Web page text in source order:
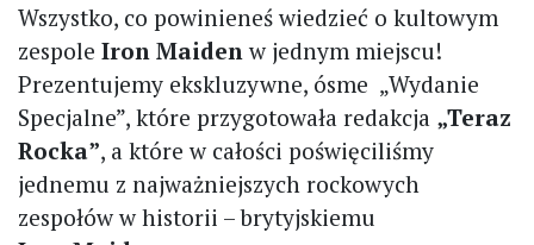
Wszystko, co powinieneś wiedzieć o kultowym
zespole Iron Maiden w jednym miejscu!
Prezentujemy ekskluzywne, ósme „Wydanie
Specjalne”, które przygotowała redakcja „Teraz
Rocka”, a które w całości poświęciliśmy
jednemu z najważniejszych rockowych
zespołów w historii – brytyjskiemu